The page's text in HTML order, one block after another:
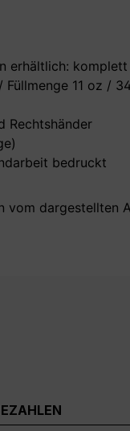
11 oz /
Rechtshänder
bedruckt
vom dargestellten